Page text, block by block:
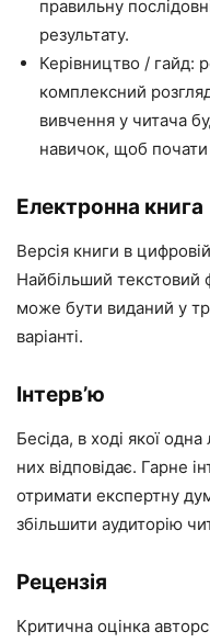
правильну
результату.
Керівництво / гайд:
комплексний
вивчення у читача
навичок, щоб почати
Електронна книга
Версія книги в
Найбільший текстовий
може бути виданий у
варіанті.
Інтерв’ю
Бесіда, в ході якої
них відповідає. Гарне
отримати експертну
збільшити аудиторію
Рецензія
Критична оцінка